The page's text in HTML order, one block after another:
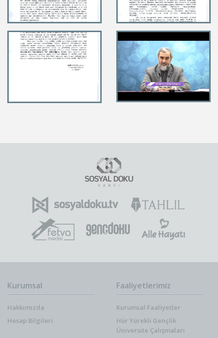
Kurumsal
Hakkımızda
Hesap Bilgileri
Faaliyetlerimiz
Kurumsal Faaliyetler
Hür Yürekli Gençlik
Üniversite Çalışmaları